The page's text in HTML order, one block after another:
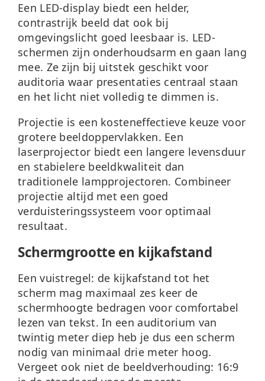
Een LED-display biedt een helder,
contrastrijk beeld dat ook bij
omgevingslicht goed leesbaar is. LED-
schermen zijn onderhoudsarm en gaan lang
mee. Ze zijn bij uitstek geschikt voor
auditoria waar presentaties centraal staan
en het licht niet volledig te dimmen is.
Projectie is een kosteneffectieve keuze voor
grotere beeldoppervlakken. Een
laserprojector biedt een langere levensduur
en stabielere beeldkwaliteit dan
traditionele lampprojectoren. Combineer
projectie altijd met een goed
verduisteringssysteem voor optimaal
resultaat.
Schermgrootte en kijkafstand
Een vuistregel: de kijkafstand tot het
scherm mag maximaal zes keer de
schermhoogte bedragen voor comfortabel
lezen van tekst. In een auditorium van
twintig meter diep heb je dus een scherm
nodig van minimaal drie meter hoog.
Vergeet ook niet de beeldverhouding: 16:9